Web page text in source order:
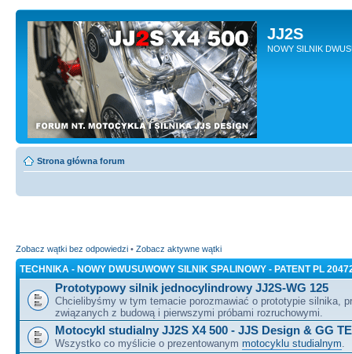
JJ2S
NOWY SILNIK
Strona główna forum
Zobacz wątki bez odpowiedzi • Zobacz aktywne wątki
TECHNIKA - NOWY DWUSUWOWY SILNIK SPALINOWY - PATENT PL
Prototypowy silnik jednocylindrowy JJ2S-WG 125
Chcielibyśmy w tym temacie porozmawiać o prototypie silnika,
związanych z budową i pierwszymi próbami rozruchowymi.
Motocykl studialny JJ2S X4 500 - JJS Design & GG
Wszystko co myślicie o prezentowanym motocyklu studialnym